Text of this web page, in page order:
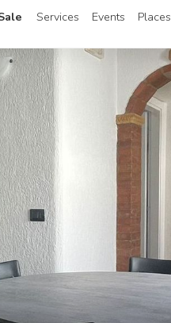
Services Events Places